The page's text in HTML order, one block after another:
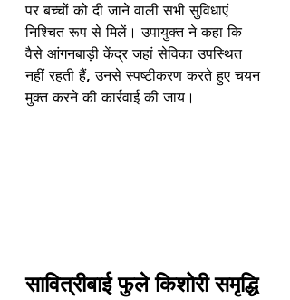
पर बच्चों को दी जाने वाली सभी सुविधाएं
निश्चित रूप से मिलें। उपायुक्त ने कहा कि
वैसे आंगनबाड़ी केंद्र जहां सेविका उपस्थित
नहीं रहती हैं, उनसे स्पष्टीकरण करते हुए चयन
मुक्त करने की कार्रवाई की जाय।
सावित्रीबाई फुले किशोरी समृद्धि